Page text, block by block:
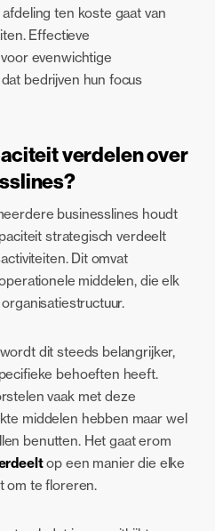
ten koste gaat van
Effectieve
evenwichtige
bedrijven hun focus
verdelen over
businesslines houdt
strategisch verdeelt
Dit omvat
middelen, die elk
dit steeds belangrijker,
behoeften heeft.
vaak met deze
middelen hebben maar wel
benutten. Het gaat erom
op een manier die elke
om te floreren.